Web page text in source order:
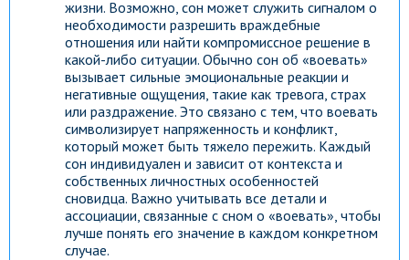
жизни. Возможно, сон может служить сигналом о
необходимости разрешить враждебные
отношения или найти компромиссное решение в
какой-либо ситуации. Обычно сон об «воевать»
вызывает сильные эмоциональные реакции и
негативные ощущения, такие как тревога, страх
или раздражение. Это связано с тем, что воевать
символизирует напряженность и конфликт,
который может быть тяжело пережить. Каждый
сон индивидуален и зависит от контекста и
собственных личностных особенностей
сновидца. Важно учитывать все детали и
ассоциации, связанные с сном о «воевать», чтобы
лучше понять его значение в каждом конкретном
случае.